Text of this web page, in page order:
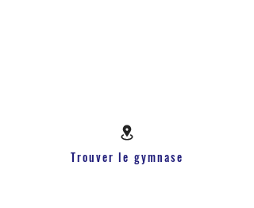
Trouver le gymnase